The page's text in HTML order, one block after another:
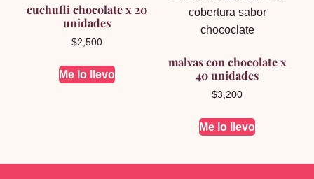
cuchufli chocolate x 20
unidades
$2,500
Me lo llevo
malvas con chocolate x
40 unidades
$3,200
Me lo llevo